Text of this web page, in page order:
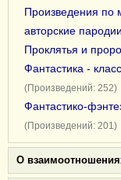
Произведения по
авторские пародии
Проклятья и
Фантастика -
(Произведений: 252)
Фантастико-
(Произведений: 201)
О